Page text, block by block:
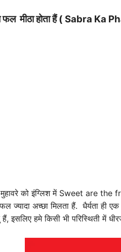
फल मीठा होता हैं ( Sabra
मुहावरे को इंग्लिश में Sweet are the
फल ज्यादा अच्छा मिलता हैं. धैर्यता
इसलिए हमे किसी भी परिस्थिती में